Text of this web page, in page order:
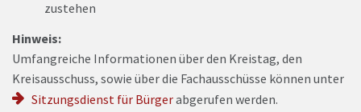
zustehen
Hinweis:
Umfangreiche Informationen über den Kreistag, den
Kreisausschuss, sowie über die Fachausschüsse können unter
Sitzungsdienst für Bürgerabgerufen werden.